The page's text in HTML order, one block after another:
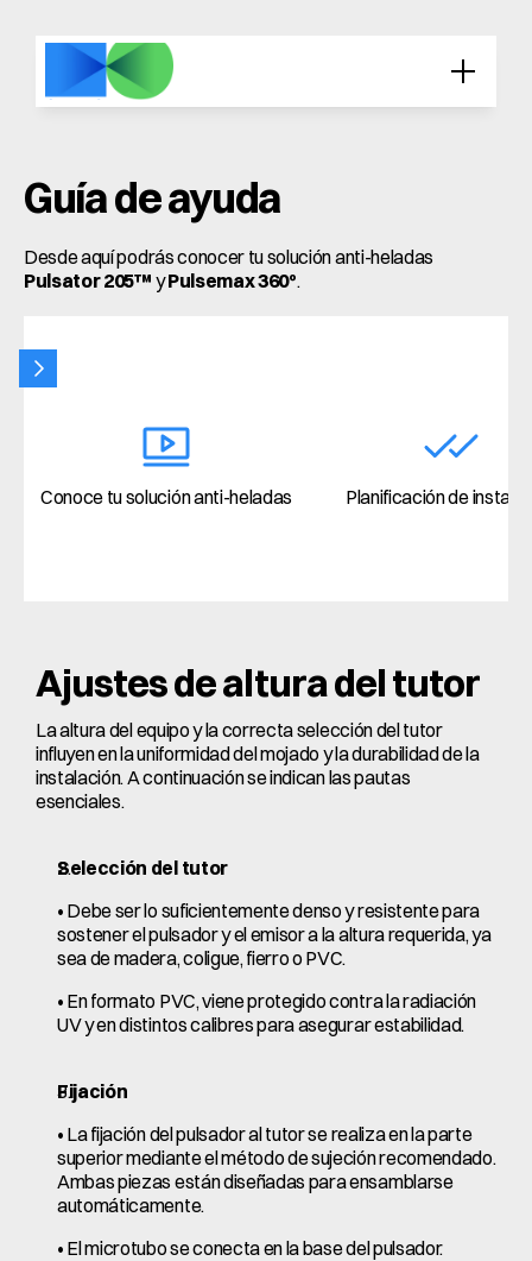
Guía de ayuda
Pulsator 205™ y Pulsemax 360º.
Conoce tu solución anti-heladas Planificación de
Ajustes de altura del tutor
La altura del equipo y la correcta selección del tutor
influyen en la uniformidad del mojado y la durabilidad de la
instalación. A continuación se indican las pautas
esenciales.
Selección del tutor
• Debe ser lo suficientemente denso y resistente para
sostener el pulsador y el emisor a la altura requerida, ya
sea de madera, coligue, fierro o PVC.
• En formato PVC, viene protegido contra la radiación
UV y en distintos calibres para asegurar estabilidad.
Fijación
• La fijación del pulsador al tutor se realiza en la parte
superior mediante el método de sujeción recomendado.
Ambas piezas están diseñadas para ensamblarse
automáticamente.
• El microtubo se conecta en la base del pulsador.